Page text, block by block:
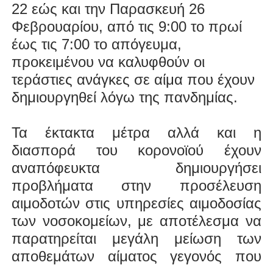
22 εώς και την Παρασκευή 26
Φεβρουαρίου, από τις 9:00 το πρωί
έως τις 7:00 το απόγευμα,
προκειμένου να καλυφθούν οι
τεράστιες ανάγκες σε αίμα που έχουν
δημιουργηθεί λόγω της πανδημίας.
Τα έκτακτα μέτρα αλλά και η
διασπορά του κορονοϊού έχουν
αναπόφευκτα δημιουργήσει
προβλήματα στην προσέλευση
αιμοδοτών στις υπηρεσίες αιμοδοσίας
των νοσοκομείων, με αποτέλεσμα να
παρατηρείται μεγάλη μείωση των
αποθεμάτων αίματος γεγονός που